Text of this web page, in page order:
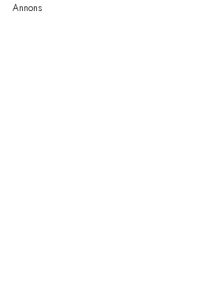
Annons